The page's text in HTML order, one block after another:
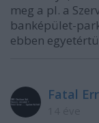
meg a pl. a
banképület-
ebben
Fatal